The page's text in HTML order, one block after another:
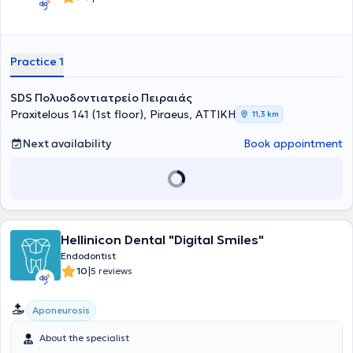
Practice 1
SDS Πολυοδοντιατρείο Πειραιάς
Praxitelous 141 (1st floor), Piraeus, ΑΤΤΙΚΗ
11,3 km
Next availability Book appointment
Hellinicon Dental "Digital Smiles"
Endodontist
10|5 reviews
Aponeurosis
About the specialist